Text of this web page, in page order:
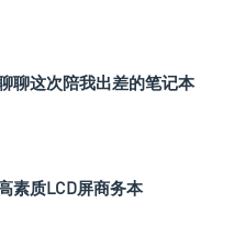
聊这次陪我出差的笔记本
素质LCD屏商务本